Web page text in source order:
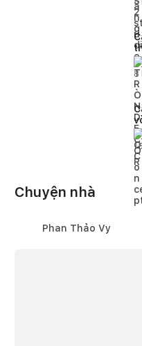
5
8
Chuyện nhà
Phan Thảo Vy